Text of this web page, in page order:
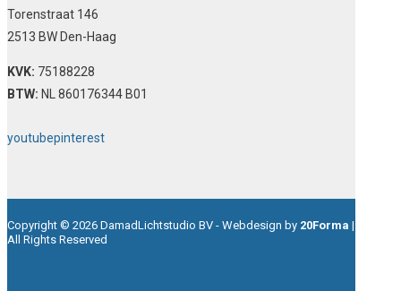
Torenstraat 146
2513 BW Den-Haag
KVK: 75188228
BTW: NL 860176344 B01
youtubepinterest
Copyright © 2026 DamadLichtstudio BV - Webdesign by 20Forma |
All Rights Reserved